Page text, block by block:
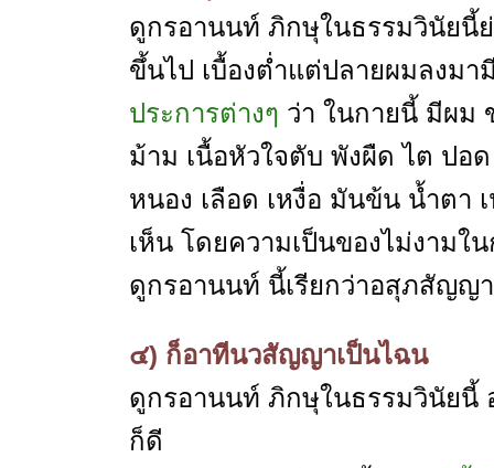
ดูกรอานนท์ ภิกษุในธรรมวินัยนี้
ขึ้นไป เบื้องต่ำแต่ปลายผมลงม
ประการต่างๆ ว่า ในกายนี้ มีผม
ม้าม เนื้อหัวใจตับ พังผืด ไต ปอ
หนอง เลือด เหงื่อ มันข้น น้ำตา
เห็น โดยความเป็นของไม่งามใ
ดูกรอานนท์ นี้เรียกว่าอสุภสัญญา
๔) ก็อาทีนวสัญญาเป็นไฉน
ดูกรอานนท์ ภิกษุในธรรมวินัยนี้
ก็ดี